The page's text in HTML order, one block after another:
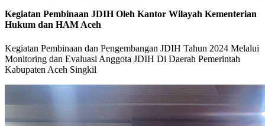
Kegiatan Pembinaan JDIH Oleh Kantor Wilayah Kementerian
Hukum dan HAM Aceh
Kegiatan Pembinaan dan Pengembangan JDIH Tahun 2024 Melalui
Monitoring dan Evaluasi Anggota JDIH Di Daerah Pemerintah
Kabupaten Aceh Singkil